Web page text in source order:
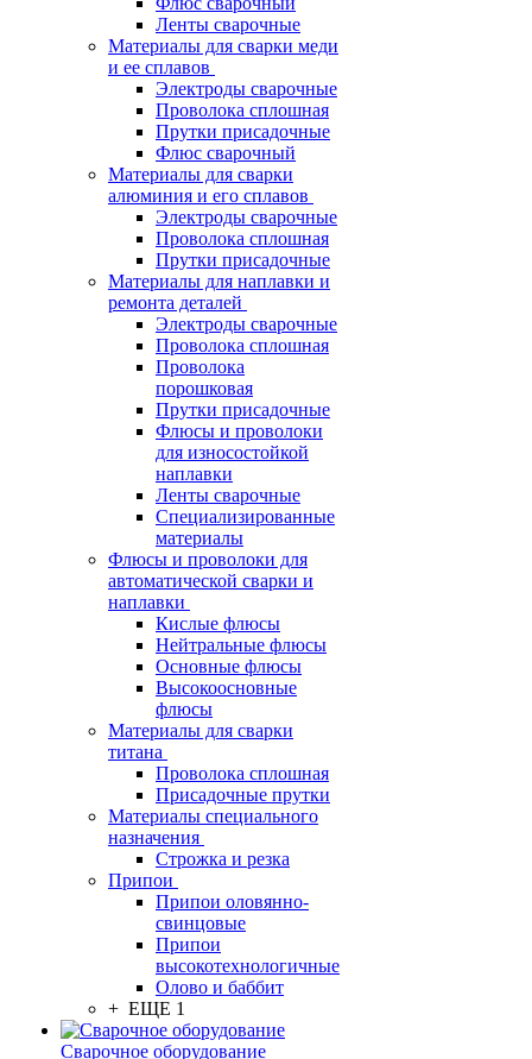
Ленты сварочные
Материалы для сварки меди
и ее сплавов
Электроды сварочные
Проволока сплошная
Прутки присадочные
Флюс сварочный
Материалы для сварки
алюминия и его сплавов
Электроды сварочные
Проволока сплошная
Прутки присадочные
Материалы для наплавки и
ремонта деталей
Электроды сварочные
Проволока сплошная
Проволока
порошковая
Прутки присадочные
Флюсы и проволоки
для износостойкой
наплавки
Ленты сварочные
Специализированные
материалы
Флюсы и проволоки для
автоматической сварки и
наплавки
Кислые флюсы
Нейтральные флюсы
Основные флюсы
Высокоосновные
флюсы
Материалы для сварки
титана
Проволока сплошная
Присадочные прутки
Материалы специального
назначения
Строжка и резка
Припои
Припои оловянно-
свинцовые
Припои
высокотехнологичные
Олово и баббит
+ ЕЩЕ 1
Сварочное оборудование